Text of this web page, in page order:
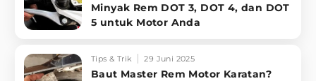
Minyak Rem DOT 3, DOT 4, dan DOT
5 untuk Motor Anda
Tips & Trik 29 Juni 2025
Baut Master Rem Motor Karatan?